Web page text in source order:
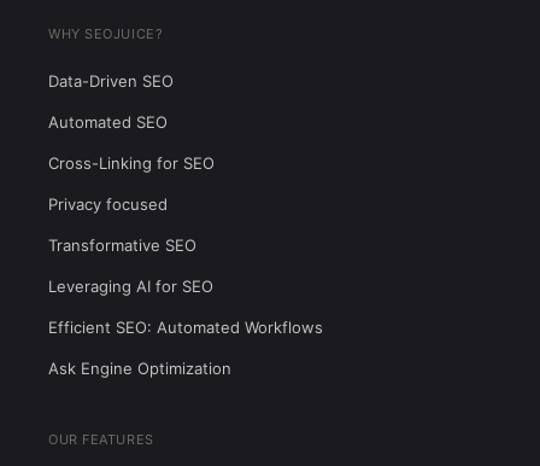
WHY SEOJUICE?
Data-Driven SEO
Automated SEO
Cross-Linking for SEO
Privacy focused
Transformative SEO
Leveraging AI for SEO
Efficient SEO: Automated Workflows
Ask Engine Optimization
OUR FEATURES